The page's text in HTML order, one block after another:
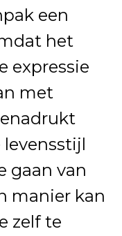
een
het
expressie
met
gaan van
manier kan
zelf te